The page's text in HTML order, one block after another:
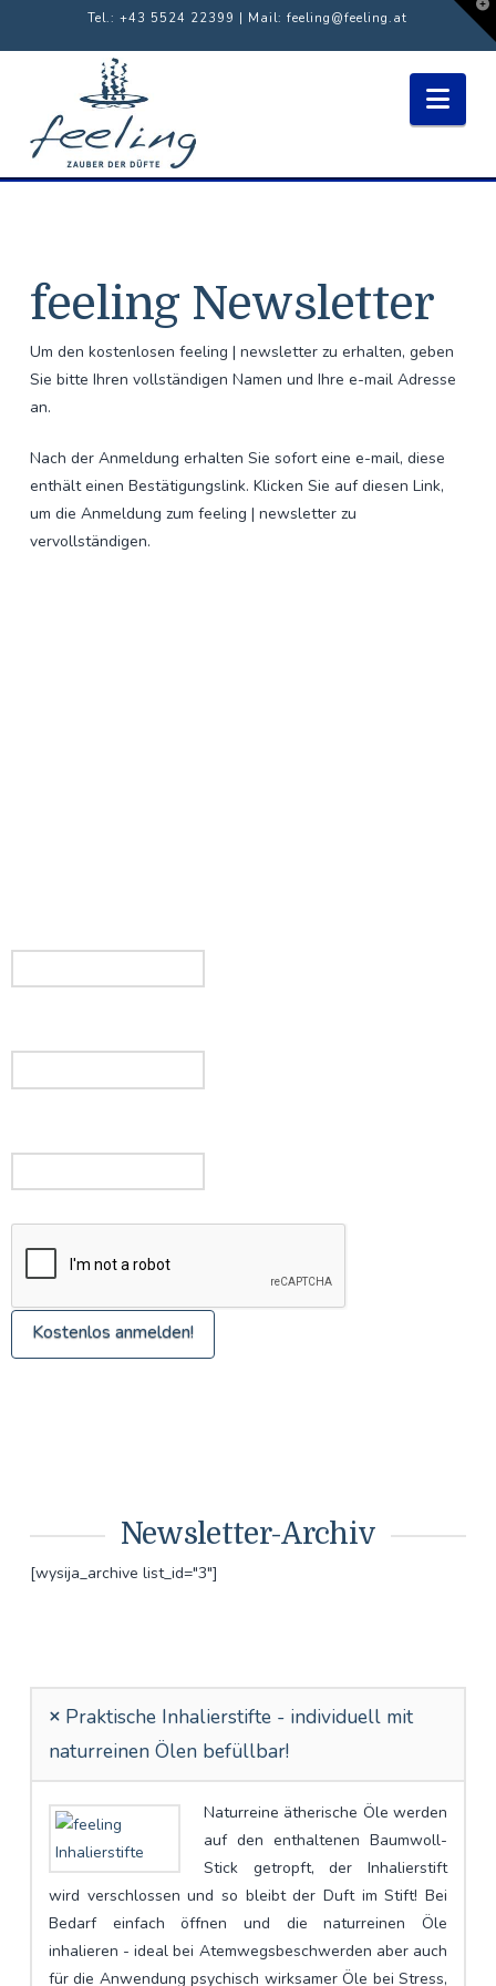
Tel.: +43 5524 22399 | Mail:feeling@feeling.at
feeling Newsletter
Um den kostenlosen feeling | newsletter zu erhalten, geben
Sie bitte Ihren vollständigen Namen und Ihre e-mail Adresse
an.
Nach der Anmeldung erhalten Sie sofort eine e-mail, diese
enthält einen Bestätigungslink. Klicken Sie auf diesen Link,
um die Anmeldung zum feeling | newsletter zu
vervollständigen.
Newsletter-Archiv
[wysija_archive list_id="3"]
Praktische Inhalierstifte - individuell mit
naturreinen Ölen befüllbar!
Naturreine ätherische Öle werden
auf den enthaltenen Baumwoll-
Stick getropft, der Inhalierstift
wird verschlossen und so bleibt der Duft im Stift! Bei
Bedarf einfach öffnen und die naturreinen Öle
inhalieren - ideal bei Atemwegsbeschwerden aber auch
für die Anwendung psychisch wirksamer Öle bei Stress,